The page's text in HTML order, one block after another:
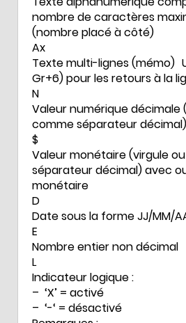
nombre de caractères
(nombre placé à côté)
Ax
Texte multi-lignes (mémo)
Gr+6) pour les retours à la
N
Valeur numérique décimale
comme séparateur décimal)
$
Valeur monétaire (virgule
séparateur décimal) avec
monétaire
D
Date sous la forme JJ/MM/
E
Nombre entier non décimal
L
Indicateur logique :
– ‘X’ = activé
– ‘-‘ = désactivé